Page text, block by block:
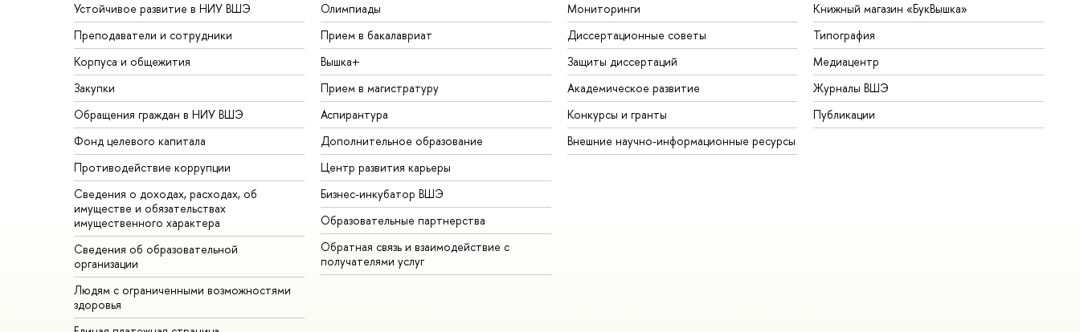
Устойчивое развитие в НИУ ВШЭ
Преподаватели и сотрудники
Корпуса и общежития
Закупки
Обращения граждан в НИУ ВШЭ
Фонд целевого капитала
Противодействие коррупции
Сведения о доходах, расходах, об
имуществе и обязательствах
имущественного характера
Сведения об образовательной
организации
Людям с ограниченными возможностями
здоровья
Олимпиады
Прием в бакалавриат
Вышка+
Прием в магистратуру
Аспирантура
Дополнительное образование
Центр развития карьеры
Бизнес-инкубатор ВШЭ
Образовательные партнерства
Обратная связь и взаимодействие с
получателями услуг
Мониторинги
Диссертационные советы
Защиты диссертаций
Академическое развитие
Конкурсы и гранты
Внешние научно-информационные ресурсы
Книжный магазин «БукВышка»
Типография
Медиацентр
Журналы ВШЭ
Публикации